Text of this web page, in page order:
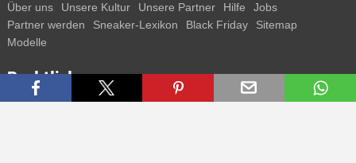
Über uns Unsere Kultur Unsere Partner Hilfe
Jobs
Partner werden
Sneaker-Lexikon Black Friday
Sitemap
Modelle
Rechtliches
AGB Datenschutz Impressum Kontakt